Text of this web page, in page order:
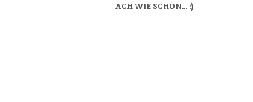
ACH WIE SCHÖN… :)